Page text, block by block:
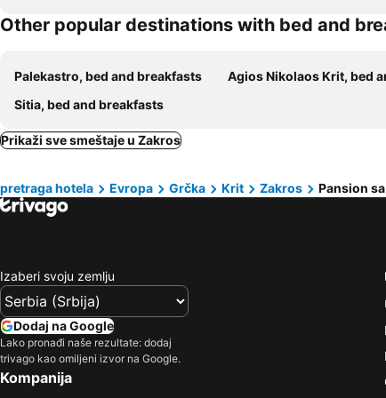
Other popular destinations with bed and
Palekastro, bed and breakfasts Agios Nikolaos Krit, bed and
Sitia, bed and breakfasts
Prikaži sve smeštaje u Zakros
pretraga hotela Evropa Grčka Krit Zakros Pansion
Izaberi svoju zemlju
Dodaj na Google
Lako pronađi naše rezultate: dodaj
trivago kao omiljeni izvor na Google.
Kompanija